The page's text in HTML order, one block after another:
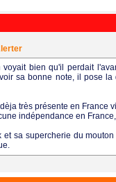
bien qu'il perdait
sa bonne note, il pose
très présente en France
indépendance en
et sa supercherie du